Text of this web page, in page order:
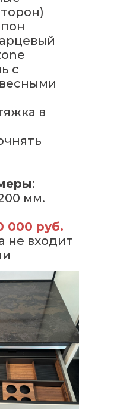
с доставкой по всей
с
в
:
мм.
000 руб.
не входит